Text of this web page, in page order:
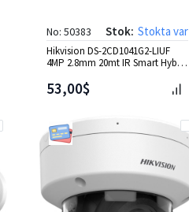
No: 50383 Stok: Stokta var
Hikvision DS-2CD1041G2-LIUF
4MP 2.8mm 20mt IR Smart Hybrid
53,00$